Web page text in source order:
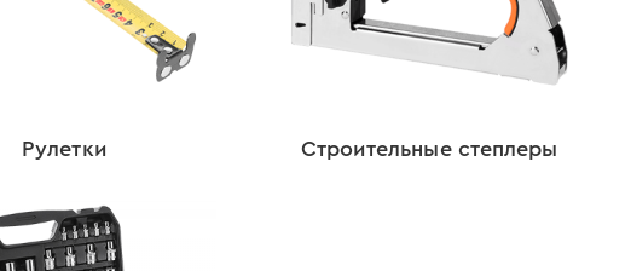
Рулетки Строительные степлеры